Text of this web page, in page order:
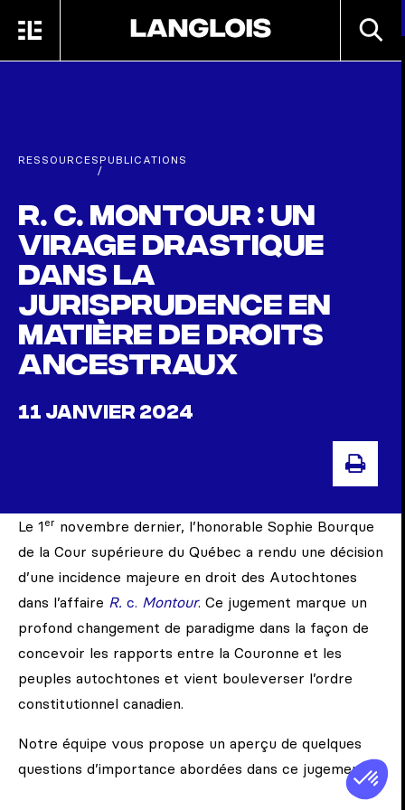
MENU
RESSOURCES
/
PUBLICATIONS
R. c. Montour : un
virage drastique
dans la
jurisprudence en
matière de droits
ancestraux
11 JANVIER 2024
Le 1er novembre dernier, l’honorable Sophie Bourque
de la Cour supérieure du Québec a rendu une décision
d’une incidence majeure en droit des Autochtones
dans l’affaire R. c. Montour. Ce jugement marque un
profond changement de paradigme dans la façon de
concevoir les rapports entre la Couronne et les
peuples autochtones et vient bouleverser l’ordre
constitutionnel canadien.
Notre équipe vous propose un aperçu de quelques
questions d’importance abordées dans ce jugement.